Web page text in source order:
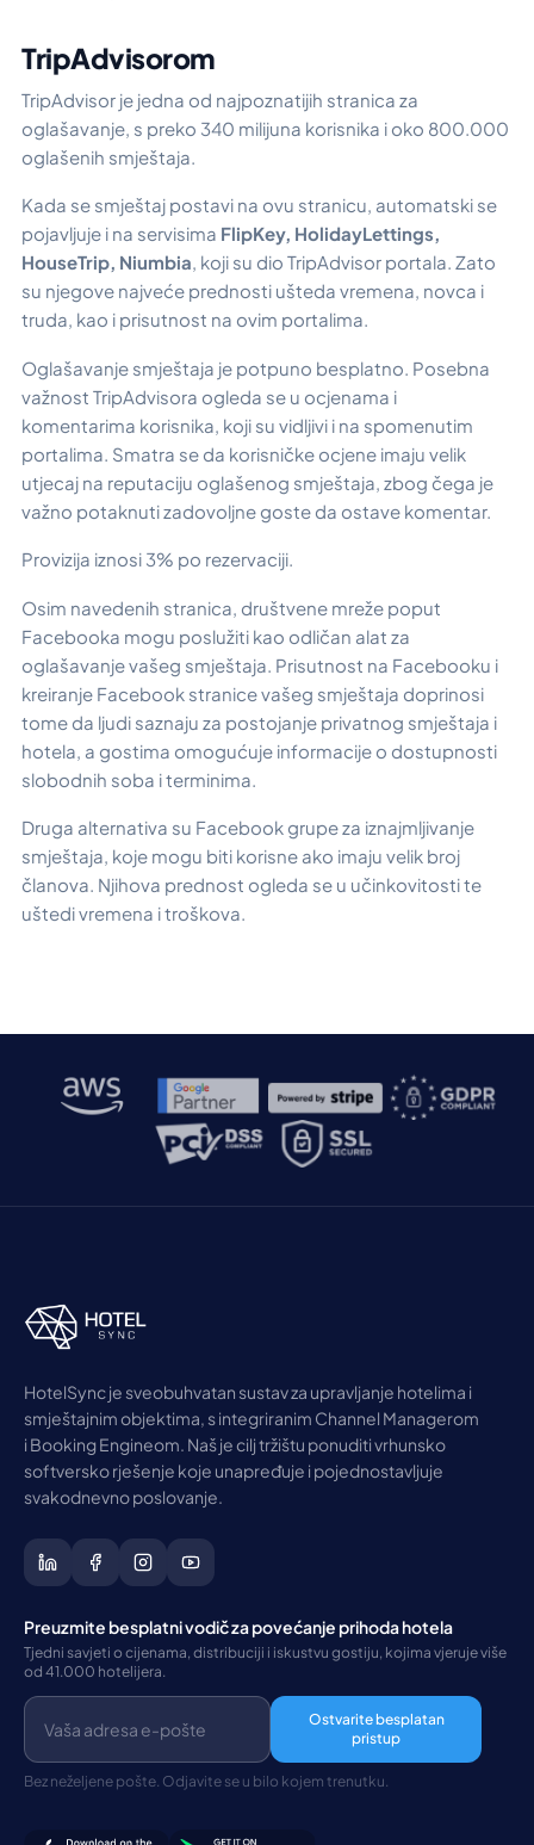
TripAdvisorom
TripAdvisor je jedna od najpoznatijih stranica za
oglašavanje, s preko 340 milijuna korisnika i oko 800.000
oglašenih smještaja.
Kada se smještaj postavi na ovu stranicu, automatski se
pojavljuje i na servisima FlipKey, HolidayLettings,
HouseTrip, Niumbia, koji su dio TripAdvisor portala. Zato
su njegove najveće prednosti ušteda vremena, novca i
truda, kao i prisutnost na ovim portalima.
Oglašavanje smještaja je potpuno besplatno. Posebna
važnost TripAdvisora ogleda se u ocjenama i
komentarima korisnika, koji su vidljivi i na spomenutim
portalima. Smatra se da korisničke ocjene imaju velik
utjecaj na reputaciju oglašenog smještaja, zbog čega je
važno potaknuti zadovoljne goste da ostave komentar.
Provizija iznosi 3% po rezervaciji.
Osim navedenih stranica, društvene mreže poput
Facebooka mogu poslužiti kao odličan alat za
oglašavanje vašeg smještaja. Prisutnost na Facebooku i
kreiranje Facebook stranice vašeg smještaja doprinosi
tome da ljudi saznaju za postojanje privatnog smještaja i
hotela, a gostima omogućuje informacije o dostupnosti
slobodnih soba i terminima.
Druga alternativa su Facebook grupe za iznajmljivanje
smještaja, koje mogu biti korisne ako imaju velik broj
članova. Njihova prednost ogleda se u učinkovitosti te
uštedi vremena i troškova.
HotelSync je sveobuhvatan sustav za upravljanje hotelima i
smještajnim objektima, s integriranim Channel Managerom
i Booking Engineom. Naš je cilj tržištu ponuditi vrhunsko
softversko rješenje koje unapređuje i pojednostavljuje
svakodnevno poslovanje.
Preuzmite besplatni vodič za povećanje prihoda hotela
Tjedni savjeti o cijenama, distribuciji i iskustvu gostiju, kojima vjeruje više
od 41.000 hotelijera.
Ostvarite besplatan
pristup
Bez neželjene pošte. Odjavite se u bilo kojem trenutku.